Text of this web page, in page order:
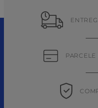
PARCELE